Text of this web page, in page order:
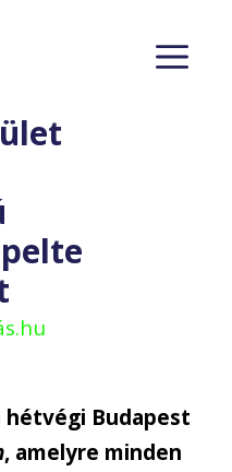
hétvégi Budapest
, amelyre minden